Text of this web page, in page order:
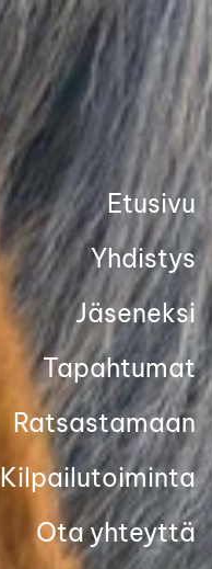
Etusivu
Yhdistys
Jäseneksi
Tapahtumat
Ratsastamaan
Kilpailutoiminta
Ota yhteyttä